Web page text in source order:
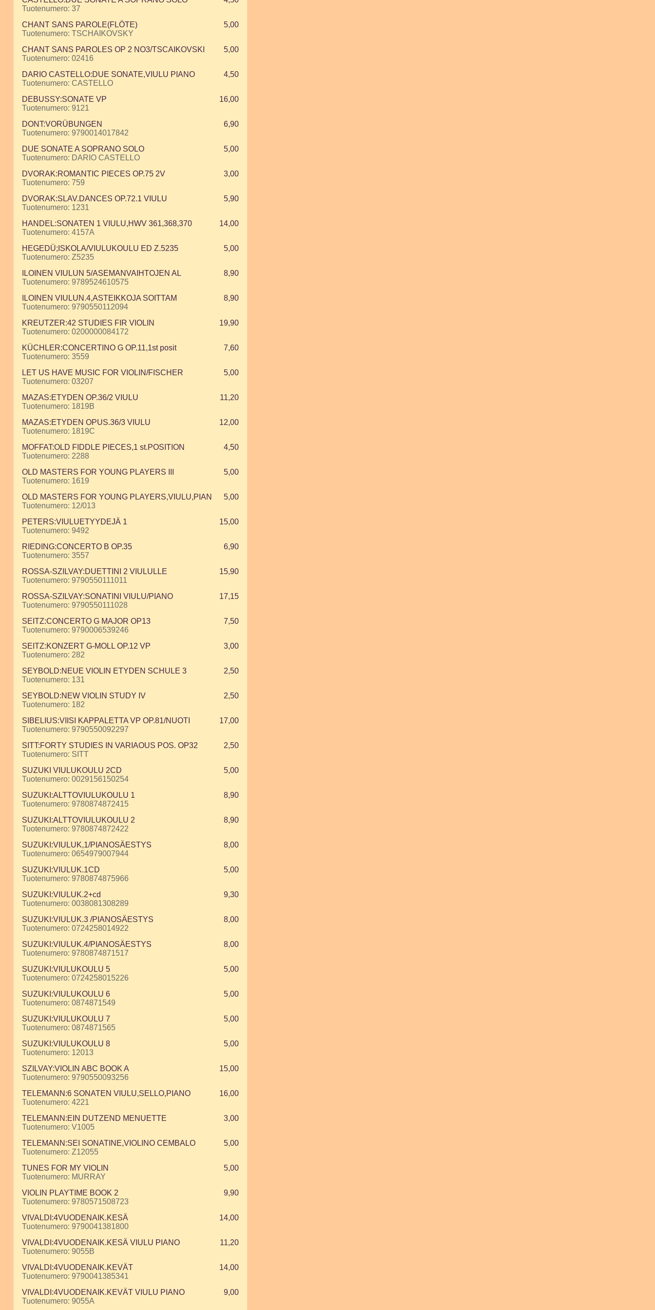
Tuotenumero: 37
CHANT SANS PAROLE(FLÖTE)
Tuotenumero: TSCHAIKOVSKY
5,00
CHANT SANS PAROLES OP 2 NO3/TSCAIKOVSKI
Tuotenumero: 02416
5,00
DARIO CASTELLO:DUE SONATE,VIULU PIANO
Tuotenumero: CASTELLO
4,50
DEBUSSY:SONATE VP
Tuotenumero: 9121
16,00
DONT:VORÜBUNGEN
Tuotenumero: 9790014017842
6,90
DUE SONATE A SOPRANO SOLO
Tuotenumero: DARIO CASTELLO
5,00
DVORAK:ROMANTIC PIECES OP.75 2V
Tuotenumero: 759
3,00
DVORAK:SLAV.DANCES OP.72.1 VIULU
Tuotenumero: 1231
5,90
HANDEL:SONATEN 1 VIULU,HWV 361,368,370
Tuotenumero: 4157A
14,00
HEGEDÜ;ISKOLA/VIULUKOULU ED Z.5235
Tuotenumero: Z5235
5,00
ILOINEN VIULUN 5/ASEMANVAIHTOJEN AL
Tuotenumero: 9789524610575
8,90
ILOINEN VIULUN.4,ASTEIKKOJA SOITTAM
Tuotenumero: 9790550112094
8,90
KREUTZER:42 STUDIES FIR VIOLIN
Tuotenumero: 0200000084172
19,90
KÜCHLER:CONCERTINO G OP.11,1st posit
Tuotenumero: 3559
7,60
LET US HAVE MUSIC FOR VIOLIN/FISCHER
Tuotenumero: 03207
5,00
MAZAS:ETYDEN OP.36/2 VIULU
Tuotenumero: 1819B
11,20
MAZAS:ETYDEN OPUS.36/3 VIULU
Tuotenumero: 1819C
12,00
MOFFAT:OLD FIDDLE PIECES,1 st.POSITION
Tuotenumero: 2288
4,50
OLD MASTERS FOR YOUNG PLAYERS III
Tuotenumero: 1619
5,00
OLD MASTERS FOR YOUNG PLAYERS,VIULU,PIAN
Tuotenumero: 12/013
5,00
PETERS:VIULUETYYDEJÄ 1
Tuotenumero: 9492
15,00
RIEDING:CONCERTO B OP.35
Tuotenumero: 3557
6,90
ROSSA-SZILVAY:DUETTINI 2 VIULULLE
Tuotenumero: 9790550111011
15,90
ROSSA-SZILVAY:SONATINI VIULU/PIANO
Tuotenumero: 9790550111028
17,15
SEITZ:CONCERTO G MAJOR OP13
Tuotenumero: 9790006539246
7,50
SEITZ:KONZERT G-MOLL OP.12 VP
Tuotenumero: 282
3,00
SEYBOLD:NEUE VIOLIN ETYDEN SCHULE 3
Tuotenumero: 131
2,50
SEYBOLD:NEW VIOLIN STUDY IV
Tuotenumero: 182
2,50
SIBELIUS:VIISI KAPPALETTA VP OP.81/NUOTI
Tuotenumero: 9790550092297
17,00
SITT:FORTY STUDIES IN VARIAOUS POS. OP32
Tuotenumero: SITT
2,50
SUZUKI VIULUKOULU 2CD
Tuotenumero: 0029156150254
5,00
SUZUKI:ALTTOVIULUKOULU 1
Tuotenumero: 9780874872415
8,90
SUZUKI:ALTTOVIULUKOULU 2
Tuotenumero: 9780874872422
8,90
SUZUKI:VIULUK,1/PIANOSÄESTYS
Tuotenumero: 0654979007944
8,00
SUZUKI:VIULUK.1CD
Tuotenumero: 9780874875966
5,00
SUZUKI:VIULUK.2+cd
Tuotenumero: 0038081308289
9,30
SUZUKI:VIULUK.3 /PIANOSÄESTYS
Tuotenumero: 0724258014922
8,00
SUZUKI:VIULUK.4/PIANOSÄESTYS
Tuotenumero: 9780874871517
8,00
SUZUKI:VIULUKOULU 5
Tuotenumero: 0724258015226
5,00
SUZUKI:VIULUKOULU 6
Tuotenumero: 0874871549
5,00
SUZUKI:VIULUKOULU 7
Tuotenumero: 0874871565
5,00
SUZUKI:VIULUKOULU 8
Tuotenumero: 12013
5,00
SZILVAY:VIOLIN ABC BOOK A
Tuotenumero: 9790550093256
15,00
TELEMANN:6 SONATEN VIULU,SELLO,PIANO
Tuotenumero: 4221
16,00
TELEMANN:EIN DUTZEND MENUETTE
Tuotenumero: V1005
3,00
TELEMANN:SEI SONATINE,VIOLINO CEMBALO
Tuotenumero: Z12055
5,00
TUNES FOR MY VIOLIN
Tuotenumero: MURRAY
5,00
VIOLIN PLAYTIME BOOK 2
Tuotenumero: 9780571508723
9,90
VIVALDI:4VUODENAIK.KESÄ
Tuotenumero: 9790041381800
14,00
VIVALDI:4VUODENAIK.KESÄ VIULU PIANO
Tuotenumero: 9055B
11,20
VIVALDI:4VUODENAIK.KEVÄT
Tuotenumero: 9790041385341
14,00
VIVALDI:4VUODENAIK.KEVÄT VIULU PIANO
Tuotenumero: 9055A
9,00